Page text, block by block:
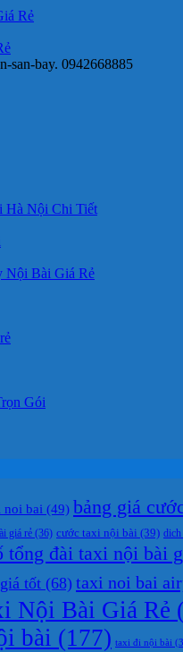
Rẻ
Hà Nội Chi Tiết
Nội Bài Giá Rẻ
Gói
noi bai (49) bảng giá
giá rẻ (36) cước taxi nội bài (39)
tổng đài taxi nội bài
tốt (68) taxi noi bai
Nội Bài Giá Rẻ
bài (177) taxi đi nội bài